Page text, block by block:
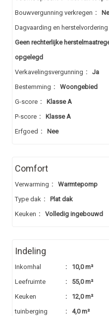
Bouwvergunning verkregen :
Dagvaarding en herstelvordering
Geen rechterlijke
opgelegd
Verkavelingsvergunning :
Ja
Bestemming :
Woongebied
G-score :
Klasse A
P-score :
Klasse A
Erfgoed : Nee
Comfort
Verwarming :
Warmtepomp
Type dak :
Plat dak
Keuken : Volledig ingebouwd
Indeling
Inkomhal : 10,0 m²
Leefruimte
: 55,0 m²
Keuken
: 12,0 m²
tuinberging
: 4,0 m²